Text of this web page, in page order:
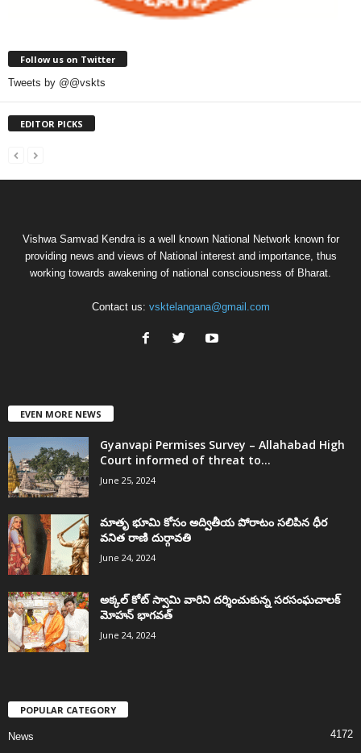
Follow us on Twitter
Tweets by @@vskts
EDITOR PICKS
Vishwa Samvad Kendra is a well known National Network known for
providing news and views of National interest and importance, thus
working towards awakening of national consciousness of Bharat.
Contact us: vsktelangana@gmail.com
EVEN MORE NEWS
Gyanvapi Permises Survey – Allahabad High
Court informed of threat to...
June 25, 2024
మాతృ భూమి కోసం అద్వితీయ పోరాటం సలిపిన ధీర
వనిత రాణి దుర్గావతి
June 24, 2024
అక్కల్‌ కోట్‌ స్వామి వారిని దర్శించుకున్న సరసంఘచాలక్
మోహన్ భాగవత్
June 24, 2024
POPULAR CATEGORY
News
4172